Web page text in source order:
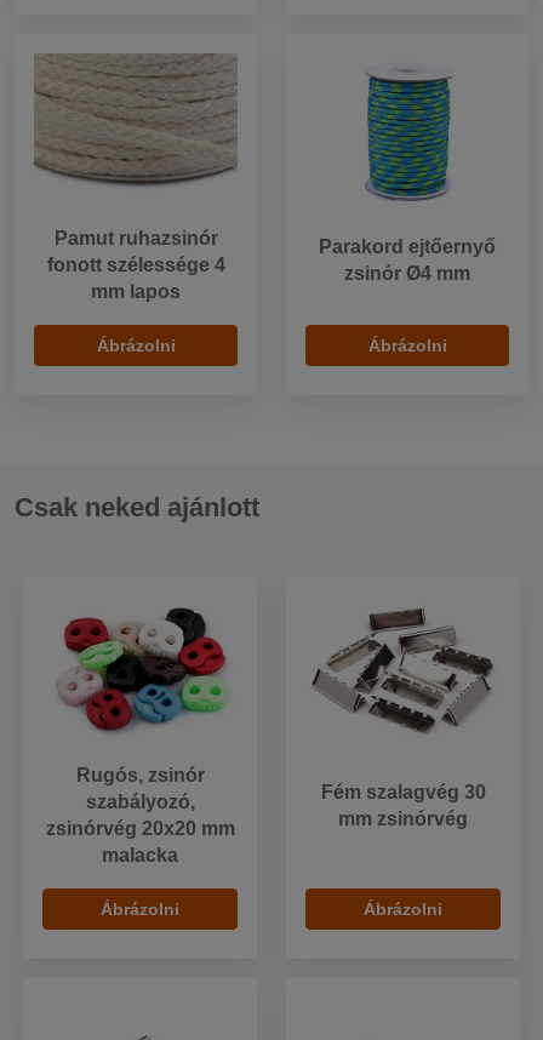
Pamut ruhazsinór
fonott szélessége 4
mm lapos
Ábrázolni
Parakord ejtőernyő
zsinór Ø4 mm
Ábrázolni
Csak neked ajánlott
Rugós, zsinór
szabályozó,
zsinórvég 20x20 mm
malacka
Ábrázolni
Fém szalagvég 30
mm zsinórvég
Ábrázolni